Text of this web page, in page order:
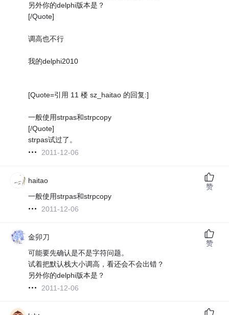
另外你的delphi版本是？
[/Quote]
调高也不行
我的delphi2010
[Quote=引用 11 楼 sz_haitao 的回复:]
一般使用strpas和strpcopy
[/Quote]
strpas试过了。
2011-12-06
haitao
一般使用strpas和strpcopy
2011-12-06
赞
金卯刀
可能要先确认是不是字符问题。
试着把默认栈大小调高，看还会不会出错？
另外你的delphi版本是？
2011-12-06
赞